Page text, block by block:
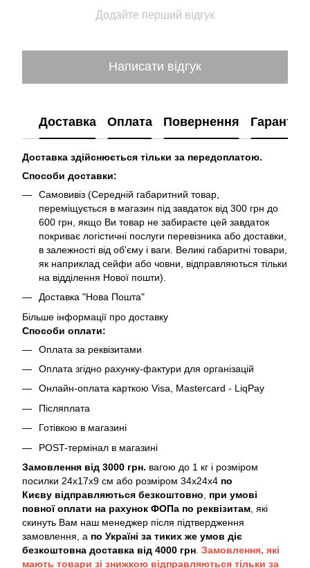
Додайте перший відгук
Написати відгук
Доставка Оплата Повернення Гарантія
Доставка здійснюється тільки за передоплатою.
Способи доставки:
Самовивіз (Середній габаритний товар,
переміщується в магазин під завдаток від 300 грн до
600 грн, якщо Ви товар не забираєте цей завдаток
покриває логістичні послуги перевізника або доставки,
в залежності від об'єму і ваги. Великі габаритні товари,
як наприклад сейфи або човни, відправляються тільки
на відділення Нової пошти).
Доставка "Нова Пошта"
Більше інформації про доставку
Способи оплати:
Оплата за реквізитами
Оплата згідно рахунку-фактури для організацій
Онлайн-оплата карткою Visa, Mastercard - LiqPay
Післяплата
Готівкою в магазині
POST-термінал в магазині
Замовлення від 3000 грн. вагою до 1 кг і розміром
посилки 24х17х9 см або розміром 34х24х4 по
Києву відправляються безкоштовно
при умові
повної оплати на рахунок ФОПа по реквізитам , які
скинуть Вам наш менеджер після підтвердження
замовлення, а по Україні за тиких же умов діє
безкоштовна доставка від 4000 грн Замовлення, які
мають товари зі знижкою відправляються тільки за